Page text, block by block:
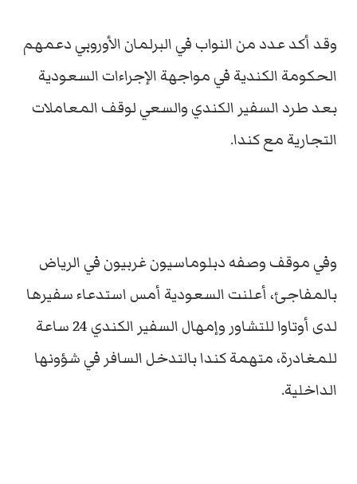
وقد أكد عدد من النواب في البرلمان الأوروبي دعمهم
الحكومة الكندية في مواجهة الإجراءات السعودية
بعد طرد السفير الكندي والسعي لوقف المعاملات
التجارية مع كندا.
وفي موقف وصفه دبلوماسيون غربيون في الرياض
بالمفاجئ، أعلنت السعودية أمس استدعاء سفيرها
لدى أوتاوا للتشاور وإمهال السفير الكندي 24 ساعة
للمغادرة، متهمة كندا بالتدخل السافر في شؤونها
الداخلية.